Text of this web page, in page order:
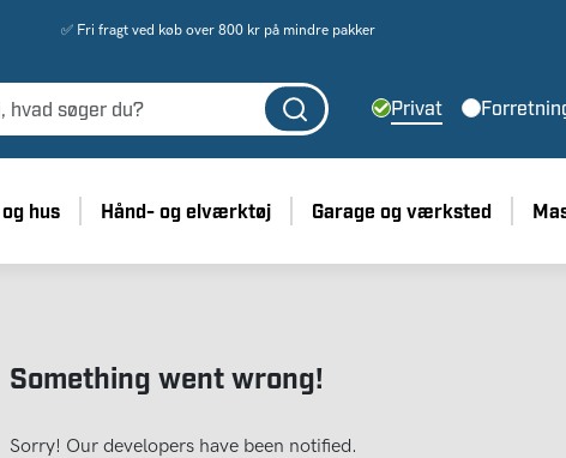
✅ Fri fragt ved køb over 800 kr på mindre pakker
Privat
hus Hånd- og elværktøj Garage og værksted
Something went wrong!
Sorry! Our developers have been notified.